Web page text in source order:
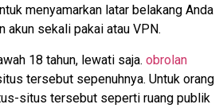
menyamarkan latar belakang Anda
akun sekali pakai atau VPN.
18 tahun, lewati saja. obrolan
tersebut sepenuhnya. Untuk orang
situs tersebut seperti ruang publik